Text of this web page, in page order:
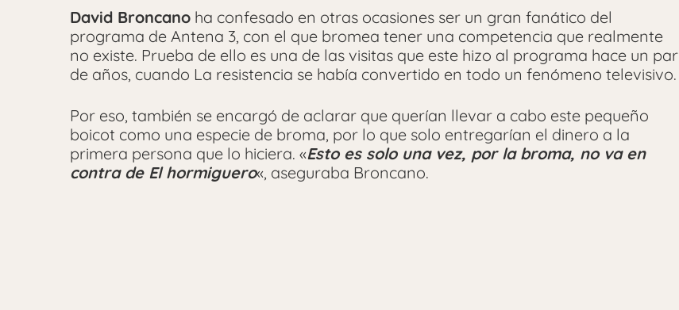
David Broncano ha confesado en otras ocasiones ser un gran fanático del
programa de Antena 3, con el que bromea tener una competencia que realmente
no existe. Prueba de ello es una de las visitas que este hizo al programa hace un par
de años, cuando La resistencia se había convertido en todo un fenómeno televisivo.
Por eso, también se encargó de aclarar que querían llevar a cabo este pequeño
boicot como una especie de broma, por lo que solo entregarían el dinero a la
primera persona que lo hiciera. «Esto es solo una vez, por la broma, no va en
contra de El hormiguero«, aseguraba Broncano.